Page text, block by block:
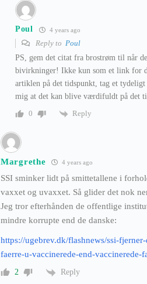
Poul 4 years ago
Reply to Poul
PS, gem det citat fra brostrøm til når
bivirkninger! Ikke kun som et link for
artiklen på det tidspunkt, tag et tydeligt
mig at det kan blive værdifuldt på det
0
Reply
Margrethe 4 years ago
SSI sminker lidt på smittetallene i
vaxxet og uvaxxet. Så glider det nok
Jeg tror efterhånden de offentlige
mindre korrupte end de danske:
https://ugebrev.dk/flashnews/ssi-
faerre-u-vaccinerede-end-vaccinerede-
2 Reply